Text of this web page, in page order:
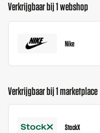
Verkrijgbaar bij 1 webshop
Nike
Verkrijgbaar bij 1 marketplace
StockX